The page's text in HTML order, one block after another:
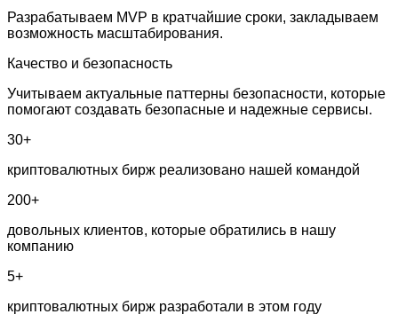
Разрабатываем MVP в кратчайшие сроки, закладываем
возможность масштабирования.
Качество и безопасность
Учитываем актуальные паттерны безопасности, которые
помогают создавать безопасные и надежные сервисы.
30+
криптовалютных бирж реализовано нашей командой
200+
довольных клиентов, которые обратились в нашу
компанию
5+
криптовалютных бирж разработали в этом году